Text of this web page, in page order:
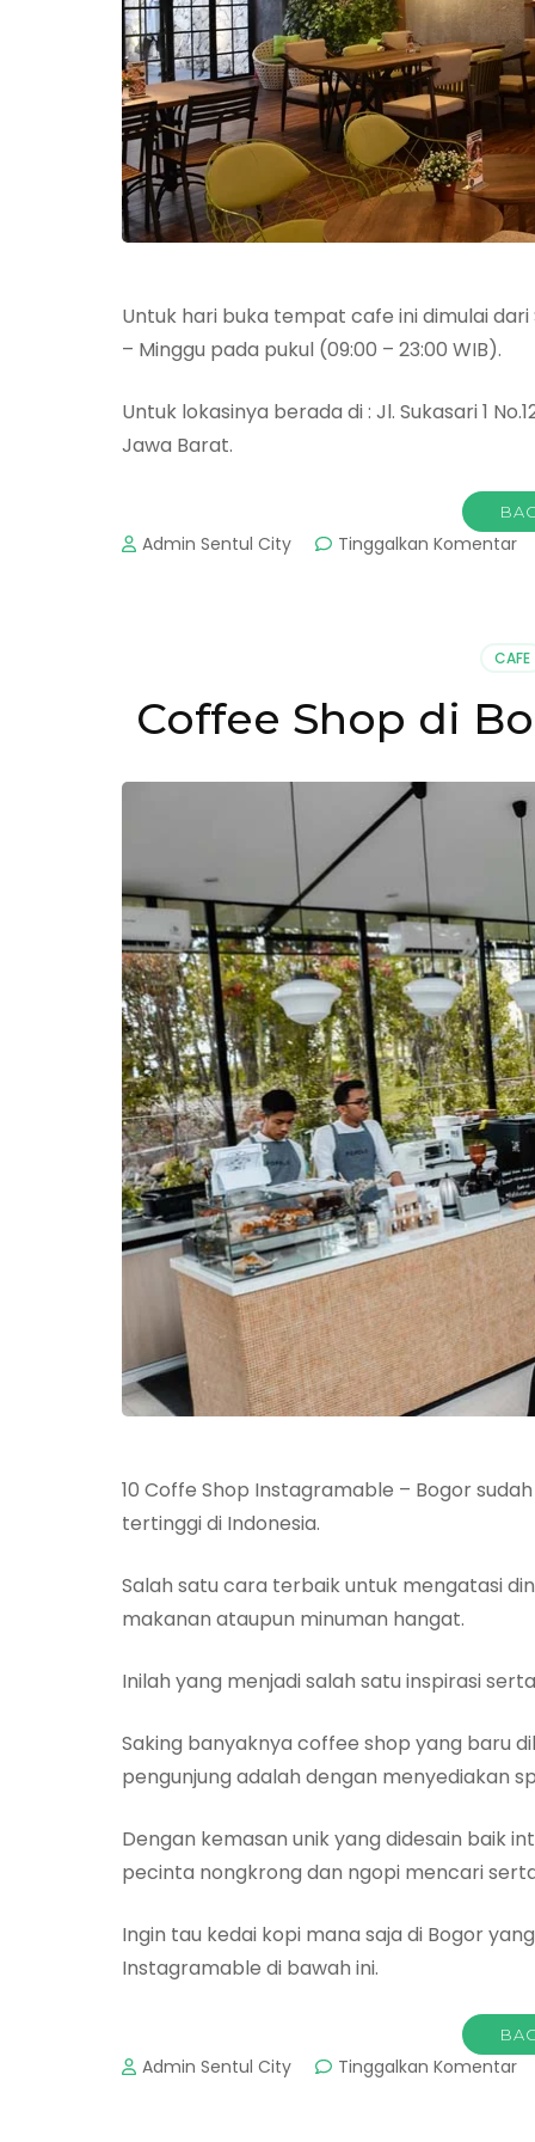
Untuk hari buka tempat cafe ini dimulai dari
– Minggu pada pukul (09:00 – 23:00 WIB).
Untuk lokasinya berada di : Jl. Sukasari 1
Jawa Barat.
Admin Sentul City Tinggalkan Komentar
CAFE
Coffee Shop di
10 Coffe Shop Instagramable – Bogor
tertinggi di Indonesia.
Salah satu cara terbaik untuk mengatasi
makanan ataupun minuman hangat.
Inilah yang menjadi salah satu inspirasi
Saking banyaknya coffee shop yang baru
pengunjung adalah dengan menyediakan
Dengan kemasan unik yang didesain baik
pecinta nongkrong dan ngopi mencari
Ingin tau kedai kopi mana saja di Bogor
Instagramable di bawah ini.
Admin Sentul City Tinggalkan Komentar